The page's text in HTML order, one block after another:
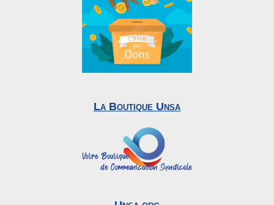
La Boutique Unsa